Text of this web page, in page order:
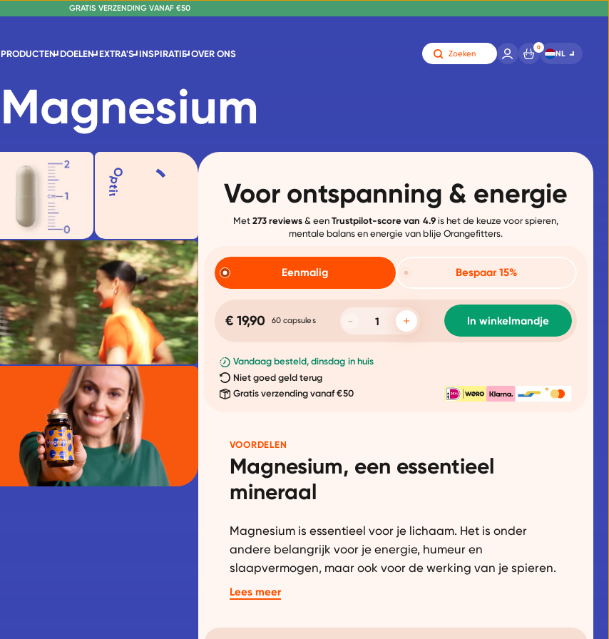
NR. 1 GETEST CONSUMENTENBOND
GRATIS VERZENDING VANAF €50
PRODUCTEN DOELEN EXTRA'S INSPIRATIE OVER ONS Zoeken
0
NL
Magnesium
Voor ontspanning & energie
Met 273 reviews & een Trustpilot-score van 4.9is het de keuze voor spieren,
mentale balans en energie van blije Orangefitters.
Eenmalig Bespaar 15%
€ 19,90 60 capsules In winkelmandje
Vandaag besteld, dinsdag in huis
Niet goed geld terug
Gratis verzending vanaf €50
VOORDELEN
Magnesium, een essentieel
mineraal
Magnesium is essentieel voor je lichaam. Het is onder
andere belangrijk voor je energie, humeur en
slaapvermogen, maar ook voor de werking van je spieren.
Zorg dat je je magnesium-levels opkrikt dus. Voor ons
magnesiumsupplement gebruiken we de best
Lees meer